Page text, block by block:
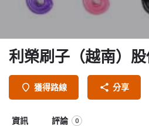
利榮刷子（越南）
獲得路線 分享
資訊 評論 0